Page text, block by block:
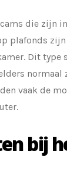
die zijn
plafonds zijn
Dit
vaak de
bij